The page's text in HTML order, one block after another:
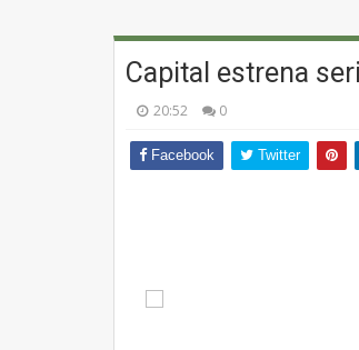
Capital estrena
20:52 0
Facebook Twitter